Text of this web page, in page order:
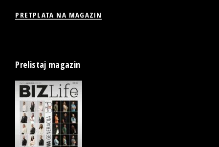
PRETPLATA NA MAGAZIN
Prelistaj magazin